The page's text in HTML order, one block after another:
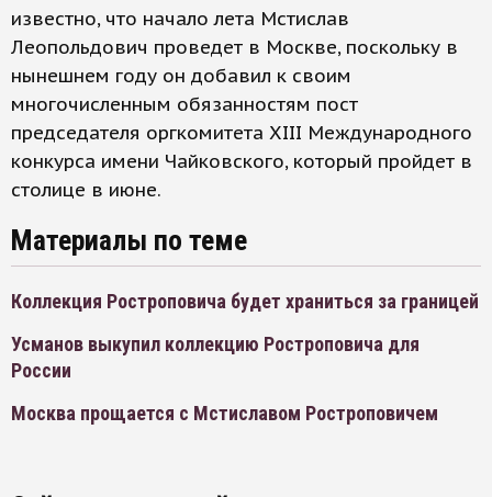
известно, что начало лета Мстислав
Леопольдович проведет в Москве, поскольку в
нынешнем году он добавил к своим
многочисленным обязанностям пост
председателя оргкомитета XIII Международного
конкурса имени Чайковского, который пройдет в
столице в июне.
Материалы по теме
Коллекция Ростроповича будет храниться за границей
Усманов выкупил коллекцию Ростроповича для
России
Москва прощается с Мстиславом Ростроповичем